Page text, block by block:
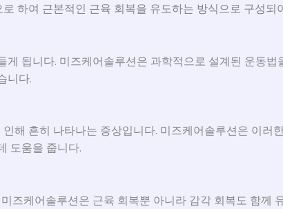
로 하여 근본적인 근육 회복을 유도하는 방식으로 구성되
됩니다. 미즈케어솔루션은 과학적으로 설계된 운동법
니다.
해 흔히 나타나는 증상입니다. 미즈케어솔루션은 이러
도움을 줍니다.
즈케어솔루션은 근육 회복뿐 아니라 감각 회복도 함께